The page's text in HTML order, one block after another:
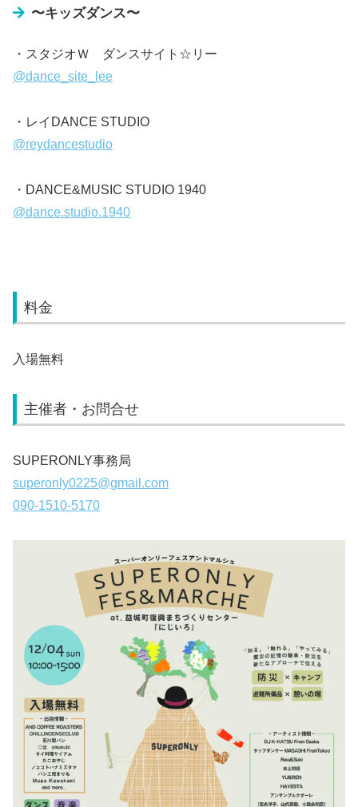
〜キッズダンス〜
・スタジオＷ ダンスサイト☆リー
@dance_site_lee
・レイDANCE STUDIO
@reydancestudio
・DANCE&MUSIC STUDIO 1940
@dance.studio.1940
料金
入場無料
主催者・お問合せ
SUPERONLY事務局
superonly0225@gmail.com
090-1510-5170